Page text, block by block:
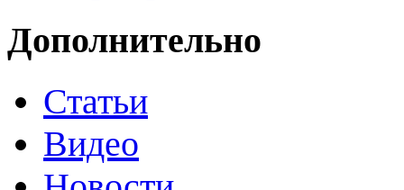
Дополнительно
Статьи
Видео